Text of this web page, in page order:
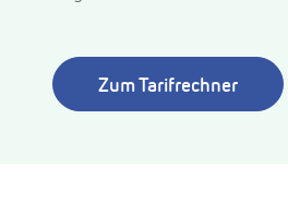
Zum Tarifrechner